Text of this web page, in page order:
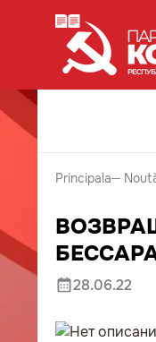
Principala
28.06.22